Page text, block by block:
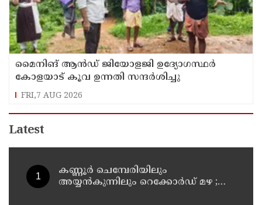
മൈനിങ് ആൻഡ്​ ജിയോളജി ഉദ്യോഗസ്ഥർ
കോളയാട് കൂവ ഉന്നതി സന്ദർശിച്ചു
FRI,7 AUG 2026
Latest
കണ്ണൂർ ചെമ്പേരിയിലും
അയ്യൻകുന്നിലും റെക്കോർഡ് മഴ ;